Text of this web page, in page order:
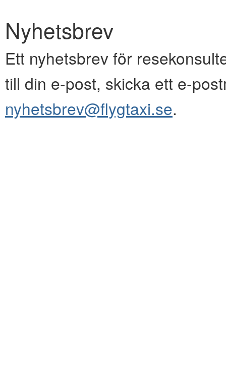
Nyhetsbrev
Ett nyhetsbrev för
till din e-post, skicka ett e-
nyhetsbrev@flygtaxi.se.